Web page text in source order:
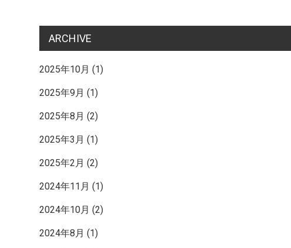
事
へ
の
リ
ン
ク
ARCHIVE
2025年10月 (1)
2025年9月 (1)
2025年8月 (2)
2025年3月 (1)
2025年2月 (2)
2024年11月 (1)
2024年10月 (2)
2024年8月 (1)